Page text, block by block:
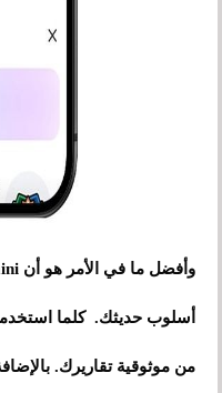
أسلوب حديثك. كلما
من موثوقية تقاريرك.